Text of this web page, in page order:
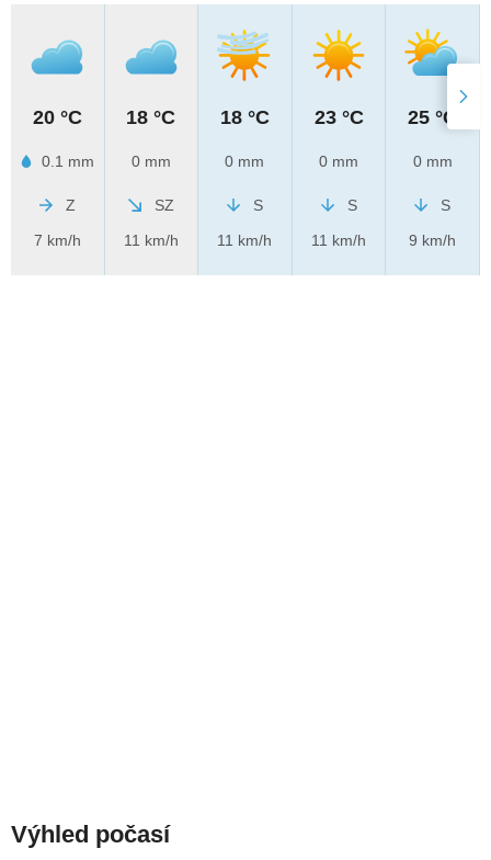
20 °C
0.1 mm
Z
7 km/h
18 °C
0 mm
SZ
11 km/h
18 °C
0 mm
S
11 km/h
23 °C
0 mm
S
11 km/h
25 °C
0 mm
S
9 km/h
Výhled počasí